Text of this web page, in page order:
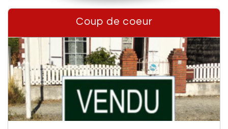
Coup de coeur